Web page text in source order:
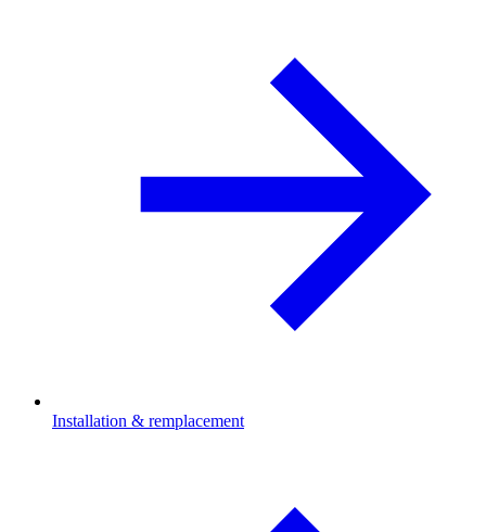
Installation & remplacement